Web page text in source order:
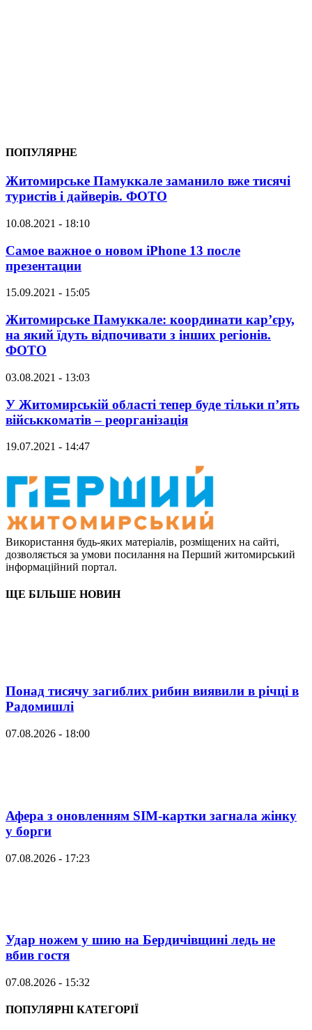
ПОПУЛЯРНЕ
Житомирське Памуккале заманило вже тисячі
туристів і дайверів. ФОТО
10.08.2021 - 18:10
Самое важное о новом iPhone 13 после
презентации
15.09.2021 - 15:05
Житомирське Памуккале: координати кар’єру,
на який їдуть відпочивати з інших регіонів.
ФОТО
03.08.2021 - 13:03
У Житомирській області тепер буде тільки п’ять
військкоматів – реорганізація
19.07.2021 - 14:47
Використання будь-яких матеріалів, розміщених на сайті,
дозволяється за умови посилання на Перший житомирський
інформаційний портал.
ЩЕ БІЛЬШЕ НОВИН
Понад тисячу загиблих рибин виявили в річці в
Радомишлі
07.08.2026 - 18:00
Афера з оновленням SIM-картки загнала жінку
у борги
07.08.2026 - 17:23
Удар ножем у шию на Бердичівщині ледь не
вбив гостя
07.08.2026 - 15:32
ПОПУЛЯРНІ КАТЕГОРІЇ